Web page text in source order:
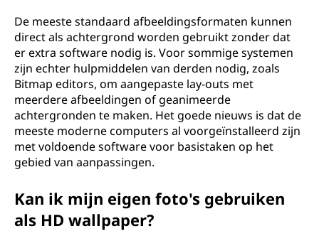
De meeste standaard afbeeldingsformaten kunnen
direct als achtergrond worden gebruikt zonder dat
er extra software nodig is. Voor sommige systemen
zijn echter hulpmiddelen van derden nodig, zoals
Bitmap editors, om aangepaste lay-outs met
meerdere afbeeldingen of geanimeerde
achtergronden te maken. Het goede nieuws is dat de
meeste moderne computers al voorgeïnstalleerd zijn
met voldoende software voor basistaken op het
gebied van aanpassingen.
Kan ik mijn eigen foto's gebruiken
als HD wallpaper?